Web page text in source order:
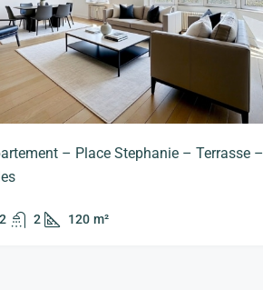
– Place Stephanie – Terrasse –
2 2 120 m²